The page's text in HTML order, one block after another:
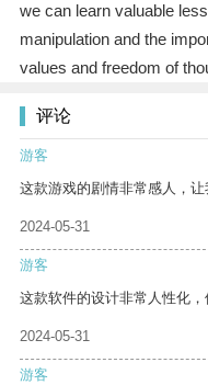
we can learn valuable
manipulation and the
values and freedom of
评论
游客
这款游戏的剧情非常感人，让
2024-05-31
游客
这款软件的设计非常人性化，
2024-05-31
游客